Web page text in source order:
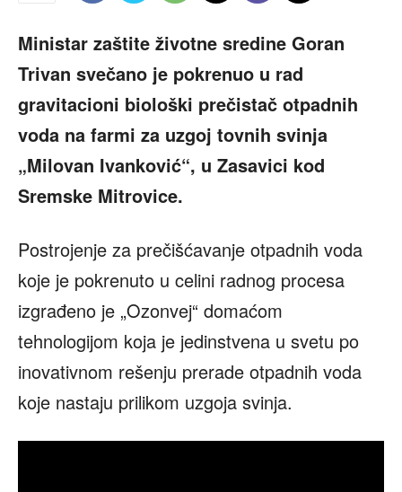
Ministar zaštite životne sredine Goran
Trivan svečano je pokrenuo u rad
gravitacioni biološki prečistač otpadnih
voda na farmi za uzgoj tovnih svinja
„Milovan Ivanković“, u Zasavici kod
Sremske Mitrovice.
Postrojenje za prečišćavanje otpadnih voda
koje je pokrenuto u celini radnog procesa
izgrađeno je „Ozonvej“ domaćom
tehnologijom koja je jedinstvena u svetu po
inovativnom rešenju prerade otpadnih voda
koje nastaju prilikom uzgoja svinja.